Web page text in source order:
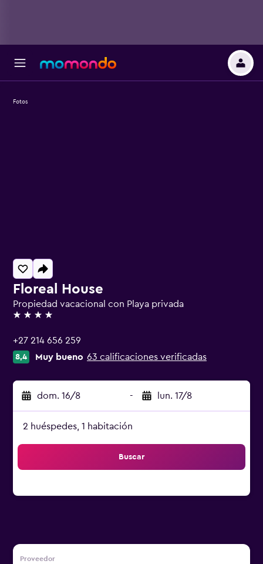
Floreal House
Propiedad vacacional con Playa privada
4 estrellas
+27 214 656 259
8,4 Muy bueno 63 calificaciones verificadas
dom. 16/8 - lun. 17/8
2 huéspedes, 1 habitación
Buscar
Proveedor
Fotos